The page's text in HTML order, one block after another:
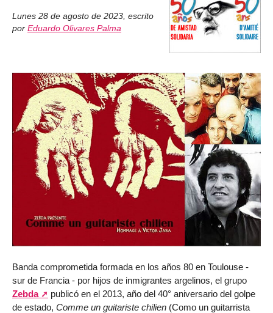
Lunes 28 de agosto de 2023, escrito
por Eduardo Olivares Palma
Banda comprometida formada en los años 80 en Toulouse -
sur de Francia - por hijos de inmigrantes argelinos, el grupo
Zebda
publicó en el 2013, año del 40° aniversario del golpe
de estado, Comme un guitariste chilien (Como un guitarrista